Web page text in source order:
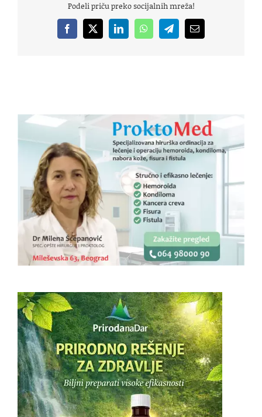
Podeli priču preko socijalnih mreža!
Facebook
X LinkedInWhatsAppTelegramEmail